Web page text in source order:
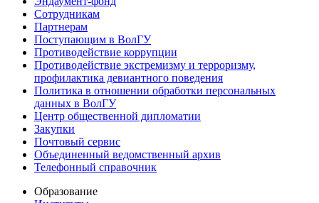
Сотрудникам
Партнерам
Поступающим в ВолГУ
Противодействие коррупции
Противодействие экстремизму и терроризму,
профилактика девиантного поведения
Политика в отношении обработки персональных
данных в ВолГУ
Центр общественной дипломатии
Закупки
Почтовый сервис
Объединенный ведомственный архив
Телефонный справочник
Образование